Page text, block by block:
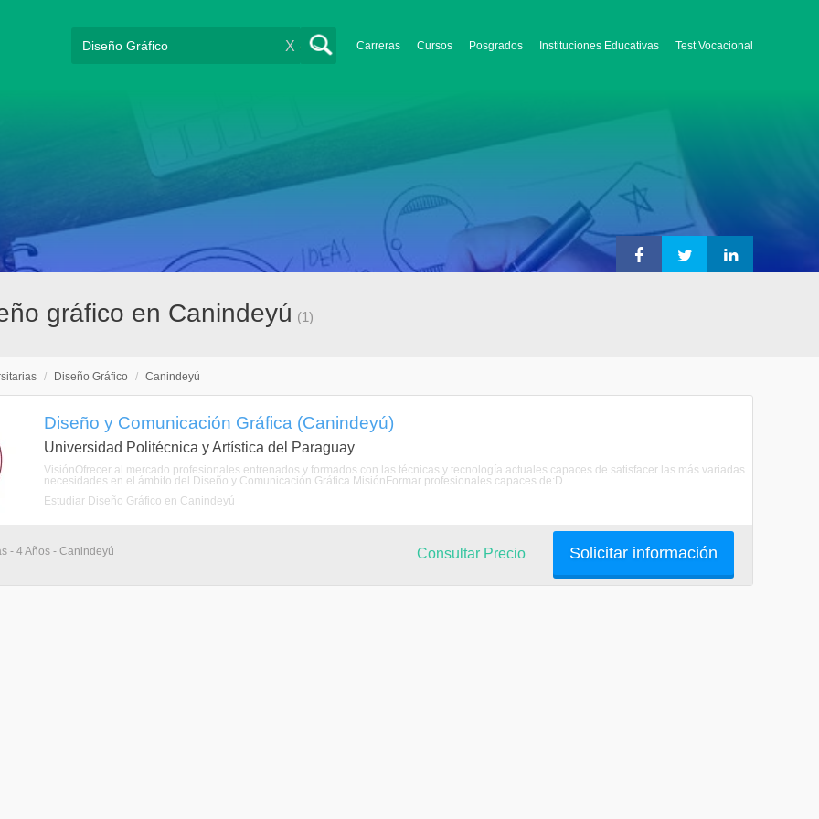
Carreras Cursos Posgrados Instituciones Educativas Test Vocacional
X
gráfico en Canindeyú (1)
/ Diseño Gráfico / Canindeyú
Diseño y Comunicación Gráfica (Canindeyú)
Universidad Politécnica y Artística del Paraguay
VisiónOfrecer al mercado profesionales entrenados y formados con las técnicas y tecnología actuales capaces de satisfacer las más variadas
necesidades en el ámbito del Diseño y Comunicación Gráfica.MisiónFormar profesionales capaces de:D ...
Estudiar Diseño Gráfico en Canindeyú
- 4 Años - Canindeyú Solicitar información
Consultar Precio